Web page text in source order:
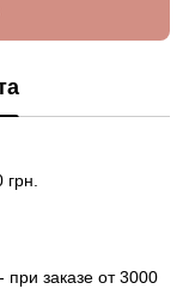
заказе от 3000